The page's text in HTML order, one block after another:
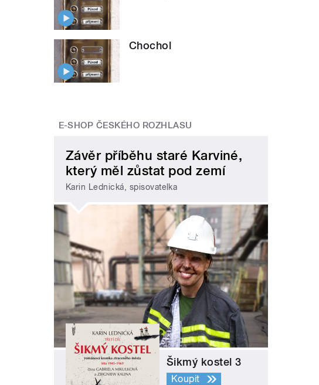
Chochol
E-SHOP ČESKÉHO ROZHLASU
Závěr příběhu staré Karviné,
který měl zůstat pod zemí
Karin Lednická, spisovatelka
Šikmý kostel 3
Koupit